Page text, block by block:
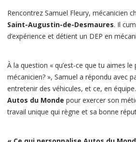
Rencontrez Samuel Fleury, mécanicien
Saint-Augustin-de-Desmaures. Il
d’expérience et détient un DEP en
À la question « qu’est-ce que tu aimes
mécanicien? », Samuel a répondu avec
entretenir des véhicules, et ce, en
Autos du Monde pour exercer son
travail unique qui règne et sa bonne